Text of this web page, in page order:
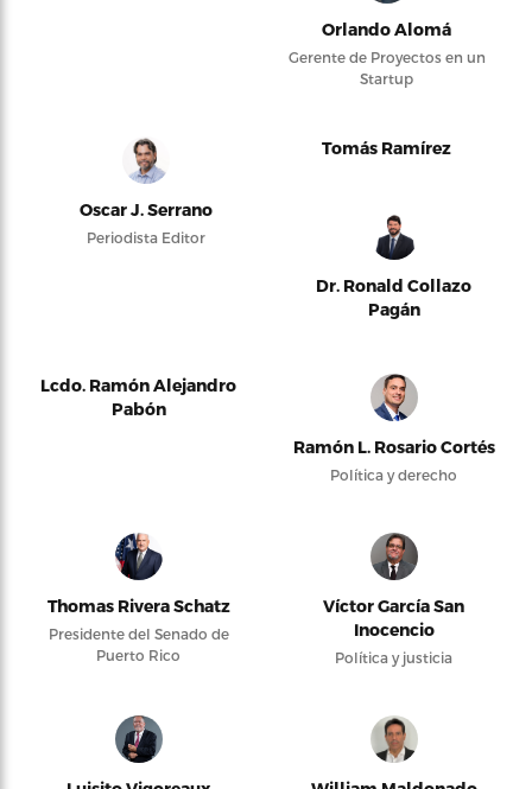
Orlando Alomá
Gerente de Proyectos en un
Startup
Oscar J. Serrano
Periodista Editor
Tomás Ramírez
Dr. Ronald Collazo
Pagán
Lcdo. Ramón Alejandro
Pabón
Ramón L. Rosario Cortés
Política y derecho
Thomas Rivera Schatz
Presidente del Senado de
Puerto Rico
Víctor García San
Inocencio
Política y justicia